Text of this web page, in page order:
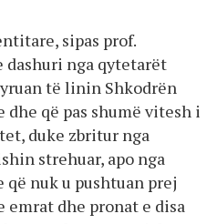
sipas prof.
dashuri nga qytetarët
të linin Shkodrën
dhe që pas shumë vitesh i
duke zbritur nga
strehuar, apo nga
nuk u pushtuan prej
emrat dhe pronat e disa